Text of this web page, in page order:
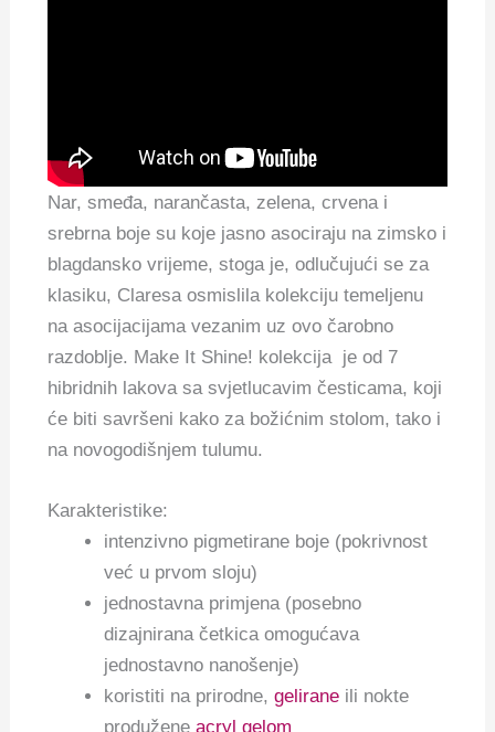
Nar, smeđa, narančasta, zelena, crvena i
srebrna boje su koje jasno asociraju na zimsko i
blagdansko vrijeme, stoga je, odlučujući se za
klasiku, Claresa osmislila kolekciju temeljenu
na asocijacijama vezanim uz ovo čarobno
razdoblje. Make It Shine! kolekcija je od 7
hibridnih lakova sa svjetlucavim česticama, koji
će biti savršeni kako za božićnim stolom, tako i
na novogodišnjem tulumu.
Karakteristike:
intenzivno pigmetirane boje (pokrivnost
već u prvom sloju)
jednostavna primjena (posebno
dizajnirana četkica omogućava
jednostavno nanošenje)
koristiti na prirodne,gelirane ili nokte
produženeacryl gelom